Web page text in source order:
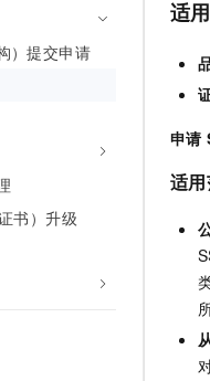
）提交申请
书）升级
适
申请
适
千问AI
Happy
大模
快速部
助力企
生态
行业生
AI 开发